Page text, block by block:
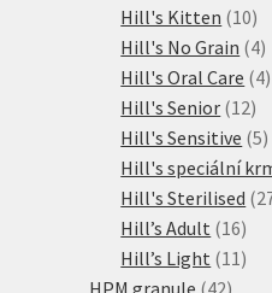
Hill's Kitten 1010
Hill's No Grain 44
Hill's Oral Care 44
Hill's Senior 1212
Hill's Sensitive 55
Hill's speciální
Hill's Sterilised
Hill’s Adult 1616
Hill’s Light 11 11
HPM granule 4242